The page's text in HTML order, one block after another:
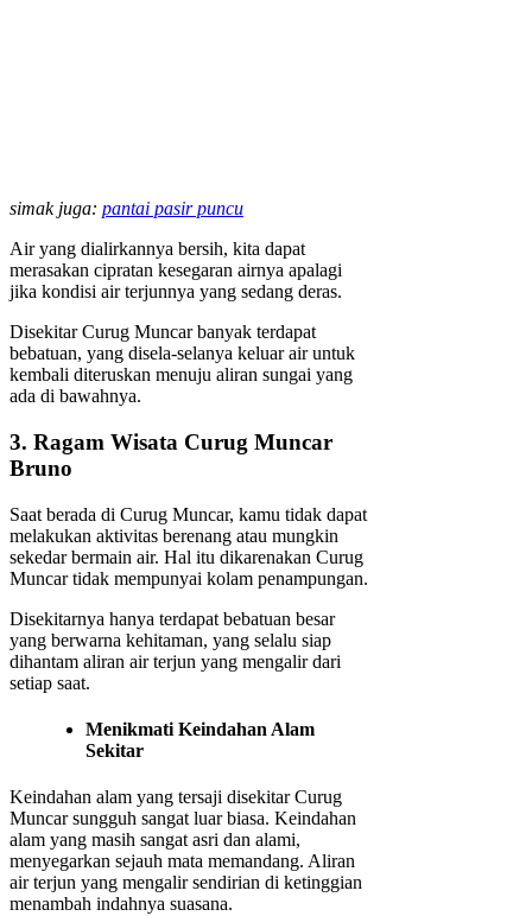
simak juga: pantai pasir puncu
Air yang dialirkannya bersih, kita dapat
merasakan cipratan kesegaran airnya apalagi
jika kondisi air terjunnya yang sedang deras.
Disekitar Curug Muncar banyak terdapat
bebatuan, yang disela-selanya keluar air untuk
kembali diteruskan menuju aliran sungai yang
ada di bawahnya.
3. Ragam Wisata Curug Muncar
Bruno
Saat berada di Curug Muncar, kamu tidak dapat
melakukan aktivitas berenang atau mungkin
sekedar bermain air. Hal itu dikarenakan Curug
Muncar tidak mempunyai kolam penampungan.
Disekitarnya hanya terdapat bebatuan besar
yang berwarna kehitaman, yang selalu siap
dihantam aliran air terjun yang mengalir dari
setiap saat.
Menikmati Keindahan Alam
Sekitar
Keindahan alam yang tersaji disekitar Curug
Muncar sungguh sangat luar biasa. Keindahan
alam yang masih sangat asri dan alami,
menyegarkan sejauh mata memandang. Aliran
air terjun yang mengalir sendirian di ketinggian
menambah indahnya suasana.